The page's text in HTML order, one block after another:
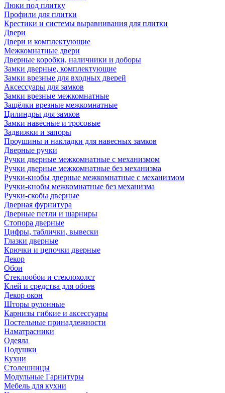
Люки под плитку
Профили для плитки
Крестики и системы выравнивания для плитки
Двери
Двери и комплектующие
Межкомнатные двери
Дверные коробки, наличники и доборы
Замки дверные, комплектующие
Замки врезные для входных дверей
Аксессуары для замков
Замки врезные межкомнатные
Защёлки врезные межкомнатные
Цилиндры для замков
Замки навесные и тросовые
Задвижки и запоры
Проушины и накладки для навесных замков
Дверные ручки
Ручки дверные межкомнатные с механизмом
Ручки дверные межкомнатные без механизма
Ручки-кнобы дверные межкомнатные с механизмом
Ручки-кнобы межкомнатные без механизма
Ручки-скобы дверные
Дверная фурнитура
Дверные петли и шарниры
Стопора дверные
Цифры, таблички, вывески
Глазки дверные
Крючки и цепочки дверные
Декор
Обои
Стеклообои и стеклохолст
Клей и средства для обоев
Декор окон
Шторы рулонные
Карнизы гибкие и аксессуары
Постельные принадлежности
Наматрасники
Одеяла
Подушки
Кухни
Столешницы
Модульные Гарнитуры
Мебель для кухни